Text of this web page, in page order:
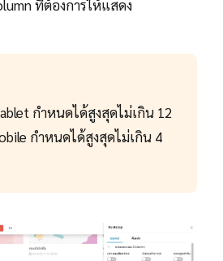
ที่ต้องการให้แสดง
กำหนดได้สูงสุดไม่เกิน 12
กำหนดได้สูงสุดไม่เกิน 4